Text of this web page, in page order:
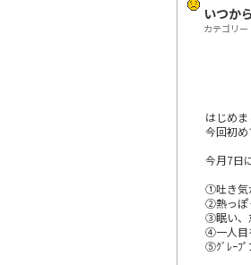
いつか
カテゴリー
はじめま
今回初め
今月7日
①吐き気
②熱っぽ
③眠い、
④一人目
⑤ｸﾞﾚｰﾌﾟ